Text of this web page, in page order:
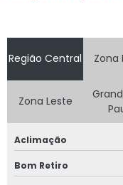
Plataforma elevatória
Plataforma elevatória
Plataforma elevatória
Plataforma pantográfica
Plataforma tesoura
Região Central Zona
Zona Leste
Aclimação
Bom Retiro